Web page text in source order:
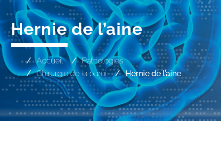
Hernie de l’aine
Accueil
Pathologies
Chirurgie de la paroi
Hernie de l’aine